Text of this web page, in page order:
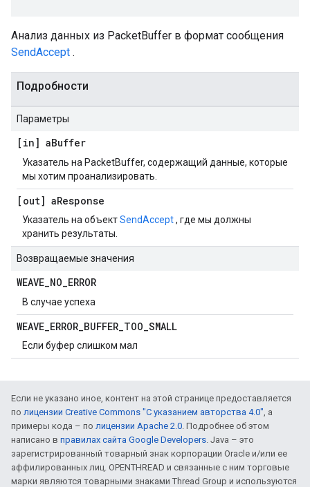
Анализ данных из PacketBuffer в формат сообщения
SendAccept .
Подробности
Параметры
[in] aBuffer
Указатель на PacketBuffer, содержащий данные, которые
мы хотим проанализировать.
[out] aResponse
Указатель на объектSendAccept, где мы должны
хранить результаты.
Возвращаемые значения
WEAVE_NO_ERROR
В случае успеха
WEAVE_ERROR_BUFFER_TOO_SMALL
Если буфер слишком мал
Если не указано иное, контент на этой странице предоставляется
по лицензии Creative Commons "С указанием авторства 4.0", а
примеры кода – по лицензии Apache 2.0. Подробнее об этом
написано в правилах сайта Google Developers. Java – это
зарегистрированный товарный знак корпорации Oracle и/или ее
аффилированных лиц. OPENTHREAD и связанные с ним торговые
марки являются товарными знаками Thread Group и используются